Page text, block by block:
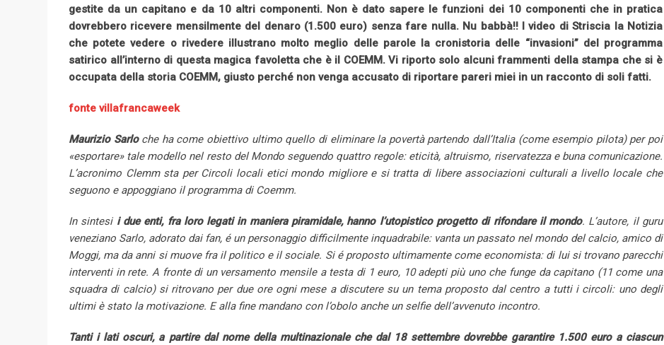
gestite da un capitano e da 10 altri componenti. Non è dato sapere le funzioni dei 10 componenti che in pratica
dovrebbero ricevere mensilmente del denaro (1.500 euro) senza fare nulla. Nu babbà!! I video di Striscia la Notizia
che potete vedere o rivedere illustrano molto meglio delle parole la cronistoria delle “invasioni” del programma
satirico all’interno di questa magica favoletta che è il COEMM. Vi riporto solo alcuni frammenti della stampa che si è
occupata della storia COEMM, giusto perché non venga accusato di riportare pareri miei in un racconto di soli fatti.
fonte villafrancaweek
Maurizio Sarloche ha come obiettivo ultimo quello di eliminare la povertà partendo dall’Italia (come esempio pilota) per poi
«esportare» tale modello nel resto del Mondo seguendo quattro regole: eticità, altruismo, riservatezza e buna comunicazione.
L’acronimo Clemm sta perCircoli locali etici mondo migliore e si tratta di libere associazioni culturali a livello locale che
seguono e appoggiano il programma di Coemm.
In sintesi i due enti, fra loro legati in maniera piramidale, hanno l’utopistico progetto di rifondare il mondo. L’autore, il guru
veneziano Sarlo, adorato dai fan, é un personaggio difficilmente inquadrabile: vanta un passato nel mondo del calcio, amico di
Moggi, ma da anni si muove fra il politico e il sociale. Si é proposto ultimamente come economista: di lui si trovano parecchi
interventi in rete. A fronte di un versamento mensile a testa di 1 euro, 10 adepti più uno che funge da capitano (11 come una
squadra di calcio) si ritrovano per due ore ogni mese a discutere su un tema proposto dal centro a tutti icircoli: uno degli
ultimi è stato la motivazione. E alla fine mandano con l’obolo anche un selfie dell’avvenuto incontro.
Tanti i lati oscuri, a partire dal nome della multinazionale che dal 18 settembre dovrebbe garantire 1.500 euro a ciascun